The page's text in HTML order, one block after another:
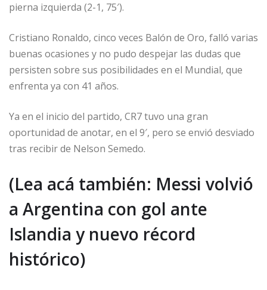
pierna izquierda (2-1, 75′).
Cristiano Ronaldo, cinco veces Balón de Oro, falló varias
buenas ocasiones y no pudo despejar las dudas que
persisten sobre sus posibilidades en el Mundial, que
enfrenta ya con 41 años.
Ya en el inicio del partido, CR7 tuvo una gran
oportunidad de anotar, en el 9′, pero se envió desviado
tras recibir de Nelson Semedo.
(Lea acá también: Messi volvió
a Argentina con gol ante
Islandia y nuevo récord
histórico)